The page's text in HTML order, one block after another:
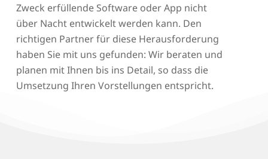
Zweck erfüllende Software oder App nicht
über Nacht entwickelt werden kann. Den
richtigen Partner für diese Herausforderung
haben Sie mit uns gefunden: Wir beraten und
planen mit Ihnen bis ins Detail, so dass die
Umsetzung Ihren Vorstellungen entspricht.